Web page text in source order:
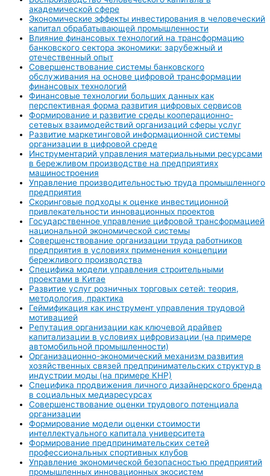
академической сфере
Экономические эффекты инвестирования в человеческий
капитал обрабатывающей промышленности
Влияние финансовых технологий на трансформацию
банковского сектора экономики: зарубежный и
отечественный опыт
Совершенствование системы банковского
обслуживания на основе цифровой трансформации
финансовых технологий
Финансовые технологии больших данных как
перспективная форма развития цифровых сервисов
Формирование и развитие среды кооперационно-
сетевых взаимодействий организаций сферы услуг
Развитие маркетинговой информационной системы
организации в цифровой среде
Инструментарий управления материальными ресурсами
в бережливом производстве на предприятиях
машиностроения
Управление производительностью труда промышленного
предприятия
Скоринговые подходы к оценке инвестиционной
привлекательности инновационных проектов
Государственное управление цифровой трансформацией
национальной экономической системы
Совершенствование организации труда работников
предприятия в условиях применения концепции
бережливого производства
Специфика модели управления строительными
проектами в Китае
Развитие услуг розничных торговых сетей: теория,
методология, практика
Геймификация как инструмент управления трудовой
мотивацией
Репутация организации как ключевой драйвер
капитализации в условиях цифровизации (на примере
автомобильной промышленности)
Организационно-экономический механизм развития
хозяйственных связей предпринимательских структур в
индустрии моды (на примере КНР)
Специфика продвижения личного дизайнерского бренда
в социальных медиаресурсах
Совершенствование оценки трудового потенциала
организации
Формирование модели оценки стоимости
интеллектуального капитала университета
Формирование предпринимательских сетей
профессиональных спортивных клубов
Управление экономической безопасностью предприятий
промышленных инновационных экосистем